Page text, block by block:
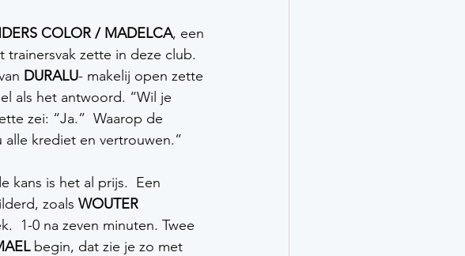
COLOR / MADELCA, een
trainersvak zette in deze club.
DURALU- makelij open zette
als het antwoord. “Wil je
zei: “Ja.”  Waarop de
alle krediet en vertrouwen.”
kans is het al prijs.  Een
zoals WOUTER
1-0 na zeven minuten. Twee
begin, dat zie je zo met